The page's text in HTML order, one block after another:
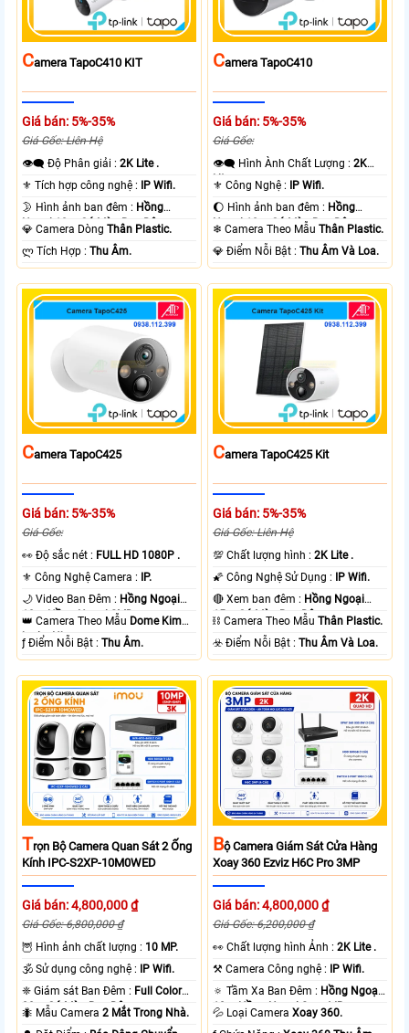
CAmera TapoC410 KIT
Giá bán: 5%-35%
Giá Gốc: Liên Hệ
👁️‍🗨 Độ Phân giải :2K Lite .
⚜️ Tích hợp công nghệ :
IP Wifi.
🌛 Hình ảnh ban đêm : Hồng
Ngoại 10m Có Màu Ban Ðêm.
💎 Camera DòngThân Plastic.
️ლ Tích Hợp :Thu Âm.
CAmera TapoC410
Giá bán: 5%-35%
Giá Gốc:
👁️‍🗨 Hình Ành Chất Lượng :2K
Lite .
⚜️ Công Nghệ :
IP Wifi.
🌔 Hình ảnh ban đêm : Hồng
Ngoại 10m Có Màu Ban Ðêm.
❄ Camera Theo MẫuThân Plastic.
️💎 Điểm Nỗi Bật :Thu Âm Và Loa.
CAmera TapoC425
Giá bán: 5%-35%
Giá Gốc:
️👀 Độ sắc nét : FULL HD 1080P .
⚜️ Công Nghệ Camera :
IP.
🌙 Video Ban Đêm : Hồng Ngoại
10m Hồng Ngoại SMD.
👑 Camera Theo Mẫu Dome Kim
loại + Nhựa.
️ƒ Điểm Nỗi Bật :Thu Âm.
CAmera TapoC425 Kit
Giá bán: 5%-35%
Giá Gốc: Liên Hệ
💯 Chất lượng hình :2K Lite .
🌠 Công Nghệ Sử Dụng :
IP Wifi.
🔴 Xem ban đêm : Hồng Ngoại
15m Có Màu Ban Ðêm.
⛓ Camera Theo MẫuThân Plastic.
️☣️ Điểm Nỗi Bật :Thu Âm Và Loa.
TRọn Bộ Camera Quan Sát 2 Ống
Kính IPC-S2XP-10M0WED
Giá bán: 4,800,000 ₫
Giá Gốc: 6,800,000 ₫
🦉 Hình ảnh chất lượng : 10 MP.
🕉️ Sử dụng công nghệ :
IP Wifi.
❈ Giám sát Ban Đêm : Full Color
20m Có Màu Ban Ðêm.
🐜 Mẫu Camera2 Mắt Trong Nhà.
BỘ Camera Giám Sát Cửa Hàng
Xoay 360 Ezviz H6C Pro 3MP
Giá bán: 4,800,000 ₫
Giá Gốc: 6,200,000 ₫
️👀 Chất lượng hình Ảnh :2K Lite .
⚒ Camera Công nghệ :
IP Wifi.
🔅 Tầm Xa Ban Đêm : Hồng Ngoại
10m Hồng Ngoại Smart IR.
💦 Loại CameraXoay 360.